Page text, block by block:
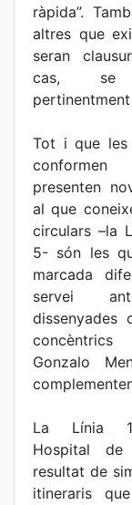
ràpida”.
altres que
seran
cas, se
Tot i que les
presenten
al que
circulars –la
5- són les
marcada
servei
dissenyades
Gonzalo
La Línia 1,
Hospital
resultat de
itineraris